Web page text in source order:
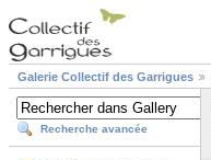
Galerie Collectif des Garrigues
Recherche avancée